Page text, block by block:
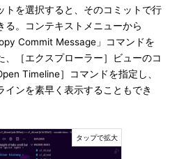
トを選択すると、そのコミットで行
る。コンテキストメニューから
Commit Message」コマンドを
、［エクスプローラー］ビューのコ
Timeline］コマンドを指定し、
ンを素早く表示することもでき